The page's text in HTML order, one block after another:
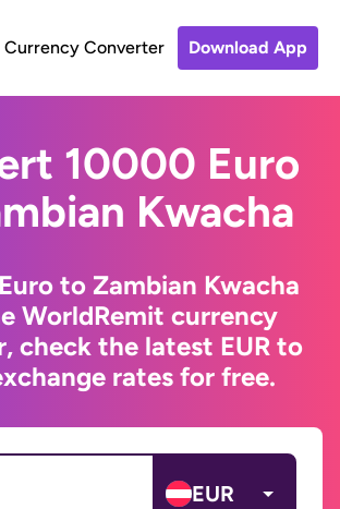
Currency Converter Download App
10000 Euro
Kwacha
to Zambian Kwacha
WorldRemit currency
check the latest EUR to
rates for free.
EUR